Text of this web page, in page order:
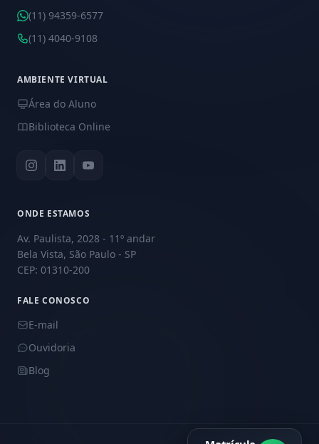
(11) 94359-6577
(11) 4040-9108
AMBIENTE VIRTUAL
Área do Aluno
Biblioteca Online
ONDE ESTAMOS
Av. Paulista, 2028 - 11º andar
Bela Vista, São Paulo - SP
CEP: 01310-200
FALE CONOSCO
E-mail
Ouvidoria
Blog